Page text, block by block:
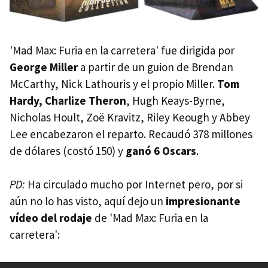
'Mad Max: Furia en la carretera' fue dirigida por
George Millera partir de un guion de Brendan
McCarthy, Nick Lathouris y el propio Miller. Tom
Hardy, Charlize Theron, Hugh Keays-Byrne,
Nicholas Hoult, Zoë Kravitz, Riley Keough y Abbey
Lee encabezaron el reparto. Recaudó 378 millones
de dólares (costó 150) y ganó 6 Oscars.
PD: Ha circulado mucho por Internet pero, por si
aún no lo has visto, aquí dejo un impresionante
vídeo del rodaje de 'Mad Max: Furia en la
carretera':